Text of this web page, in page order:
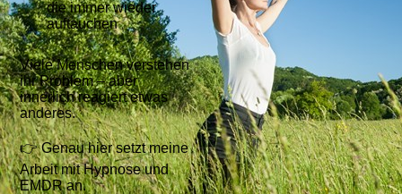
die immer wieder
auftauchen
Viele Menschen verstehen
ihr Problem – aber
innerlich reagiert etwas
anderes.
👉 Genau hier setzt meine
Arbeit mit Hypnose und
EMDR an.